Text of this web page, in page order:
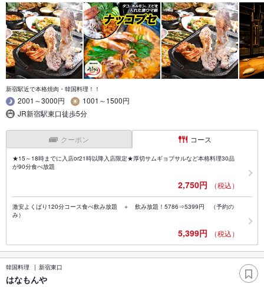
新宿駅近で本格焼肉・韓国料理！！
2001～3000円
1001～1500円
JR新宿駅東口徒歩5分
クーポン コース
★15～18時までに入店or21時以降入店限定★厚切サムギョプサルなど本格料理30品
が90分食べ放題
2,750円 （税込）
激安よくばり120分コース食べ飲み放題 ＋ 飲み放題！5786⇒5399円 （予約の
み）
5,399円 （税込）
韓国料理 新宿東口
はなもんや